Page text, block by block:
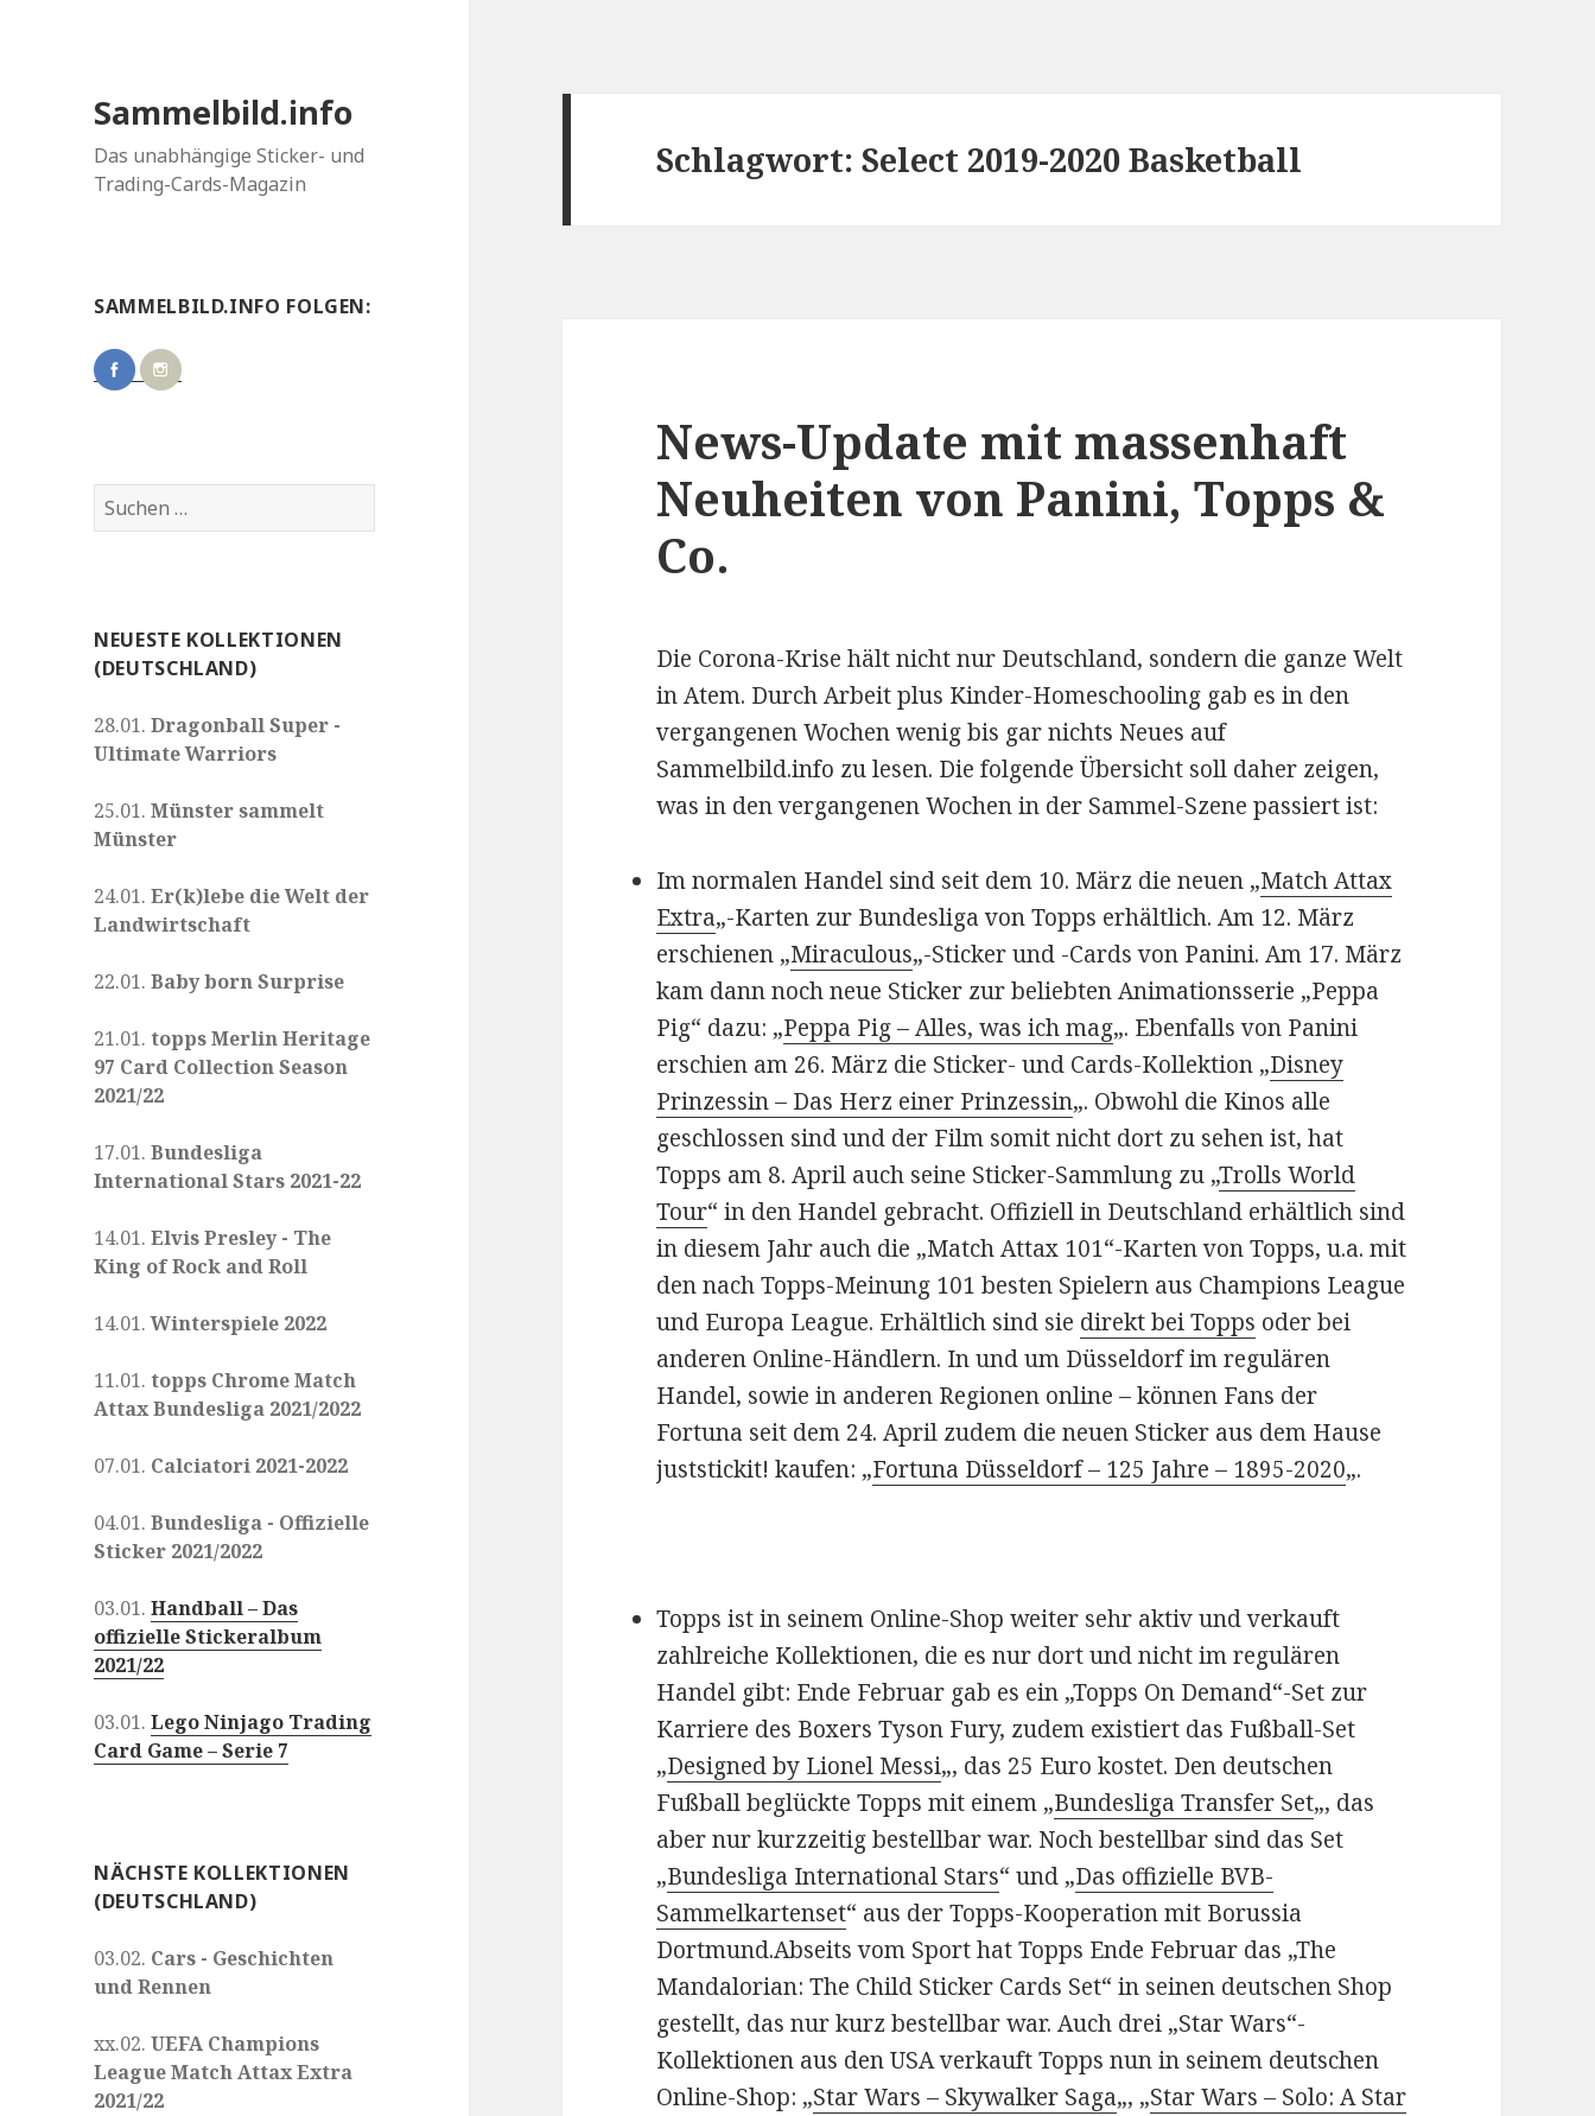
Sammelbild.info
Das unabhängige Sticker- und
Trading-Cards-Magazin
SAMMELBILD.INFO FOLGEN:
Suchen
nach:
NEUESTE KOLLEKTIONEN
(DEUTSCHLAND)
28.01.Dragonball Super -
Ultimate Warriors
25.01.Münster sammelt
Münster
24.01.Er(k)lebe die Welt der
Landwirtschaft
22.01.Baby born Surprise
21.01.topps Merlin Heritage
97 Card Collection Season
2021/22
17.01.Bundesliga
International Stars 2021-22
14.01.Elvis Presley - The
King of Rock and Roll
14.01.Winterspiele 2022
11.01.topps Chrome Match
Attax Bundesliga 2021/2022
07.01. Calciatori 2021-2022
04.01.Bundesliga - Offizielle
Sticker 2021/2022
03.01.Handball – Das
offizielle Stickeralbum
2021/22
03.01.Lego Ninjago Trading
Card Game – Serie 7
NÄCHSTE KOLLEKTIONEN
(DEUTSCHLAND)
03.02. Cars - Geschichten
und Rennen
xx.02.UEFA Champions
League Match Attax Extra
2021/22
Schlagwort:Select 2019-2020 Basketball
News-Update mit massenhaft
Neuheiten von Panini, Topps &
Co.
Die Corona-Krise hält nicht nur Deutschland, sondern die ganze Welt
in Atem. Durch Arbeit plus Kinder-Homeschooling gab es in den
vergangenen Wochen wenig bis gar nichts Neues auf
Sammelbild.info zu lesen. Die folgende Übersicht soll daher zeigen,
was in den vergangenen Wochen in der Sammel-Szene passiert ist:
Im normalen Handel sind seit dem 10. März die neuen „Match Attax
Extra„-Karten zur Bundesliga von Topps erhältlich. Am 12. März
erschienen „Miraculous„-Sticker und -Cards von Panini. Am 17. März
kam dann noch neue Sticker zur beliebten Animationsserie „Peppa
Pig“ dazu: „Peppa Pig – Alles, was ich mag„. Ebenfalls von Panini
erschien am 26. März die Sticker- und Cards-Kollektion „Disney
Prinzessin – Das Herz einer Prinzessin„. Obwohl die Kinos alle
geschlossen sind und der Film somit nicht dort zu sehen ist, hat
Topps am 8. April auch seine Sticker-Sammlung zu „Trolls World
Tour“ in den Handel gebracht. Offiziell in Deutschland erhältlich sind
in diesem Jahr auch die „Match Attax 101“-Karten von Topps, u.a. mit
den nach Topps-Meinung 101 besten Spielern aus Champions League
und Europa League. Erhältlich sind sie direkt bei Topps oder bei
anderen Online-Händlern. In und um Düsseldorf im regulären
Handel, sowie in anderen Regionen online – können Fans der
Fortuna seit dem 24. April zudem die neuen Sticker aus dem Hause
juststickit! kaufen: „Fortuna Düsseldorf – 125 Jahre – 1895-2020„.
Topps ist in seinem Online-Shop weiter sehr aktiv und verkauft
zahlreiche Kollektionen, die es nur dort und nicht im regulären
Handel gibt: Ende Februar gab es ein „Topps On Demand“-Set zur
Karriere des Boxers Tyson Fury, zudem existiert das Fußball-Set
„Designed by Lionel Messi„, das 25 Euro kostet. Den deutschen
Fußball beglückte Topps mit einem „Bundesliga Transfer Set„, das
aber nur kurzzeitig bestellbar war. Noch bestellbar sind das Set
„Bundesliga International Stars“ und „Das offizielle BVB-
Sammelkartenset“ aus der Topps-Kooperation mit Borussia
Dortmund.Abseits vom Sport hat Topps Ende Februar das „The
Mandalorian: The Child Sticker Cards Set“ in seinen deutschen Shop
gestellt, das nur kurz bestellbar war. Auch drei „Star Wars“-
Kollektionen aus den USA verkauft Topps nun in seinem deutschen
Online-Shop: „Star Wars – Skywalker Saga„, „Star Wars – Solo: A Star